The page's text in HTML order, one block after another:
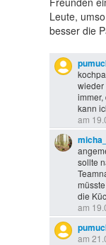
Leute,
besser die
wieder
kann
am
sollte
die
am
am